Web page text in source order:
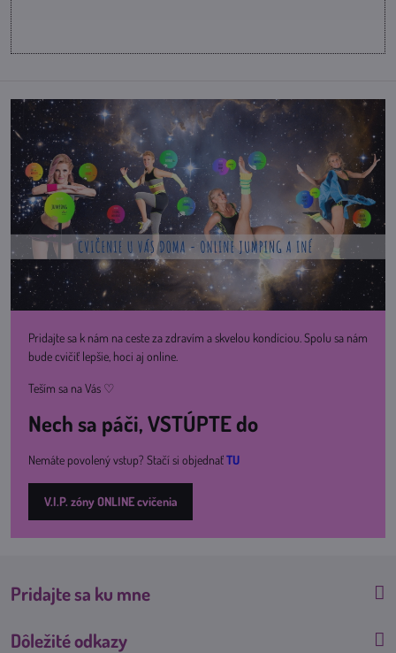
Pridajte sa k nám na ceste za zdravím a skvelou kondíciou. Spolu sa nám
bude cvičiť lepšie, hoci aj online.
Teším sa na Vás ♡
Nech sa páči, VSTÚPTE do
Nemáte povolený vstup? Stačí si objednaťTU
V.I.P. zóny ONLINE cvičenia
Pridajte sa ku mne
Dôležité odkazy